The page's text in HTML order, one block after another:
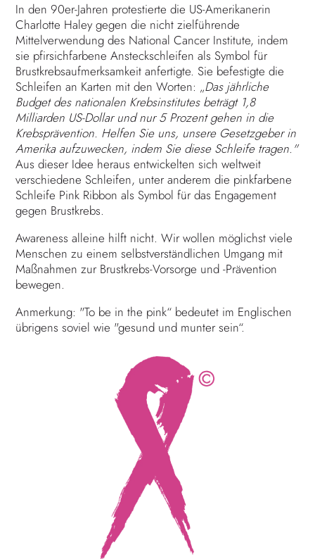
In den 90er-Jahren protestierte die US-Amerikanerin
Charlotte Haley gegen die nicht zielführende
Mittelverwendung des National Cancer Institute, indem
sie pfirsichfarbene Ansteckschleifen als Symbol für
Brustkrebsaufmerksamkeit anfertigte. Sie befestigte die
Schleifen an Karten mit den Worten: „Das jährliche
Budget des nationalen Krebsinstitutes beträgt 1,8
Milliarden US-Dollar und nur 5 Prozent gehen in die
Krebsprävention. Helfen Sie uns, unsere Gesetzgeber in
Amerika aufzuwecken, indem Sie diese Schleife tragen."
Aus dieser Idee heraus entwickelten sich weltweit
verschiedene Schleifen, unter anderem die pinkfarbene
Schleife Pink Ribbon als Symbol für das Engagement
gegen Brustkrebs.
Awareness alleine hilft nicht. Wir wollen möglichst viele
Menschen zu einem selbstverständlichen Umgang mit
Maßnahmen zur Brustkrebs-Vorsorge und -Prävention
bewegen.
Anmerkung: "To be in the pink“ bedeutet im Englischen
übrigens soviel wie "gesund und munter sein“.